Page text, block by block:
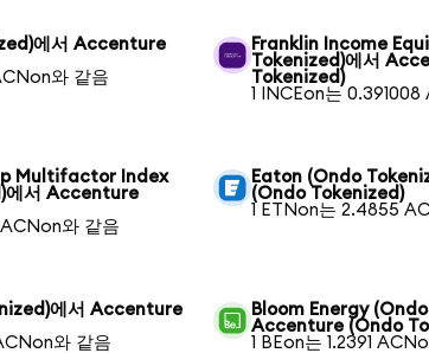
에서 Accenture
와 같음
Franklin Income
Tokenized)에서
Tokenized)
1 INCEon는
Multifactor Index
에서 Accenture
와 같음
Eaton (Ondo
(Ondo Tokenized)
1 ETNon는 2.4855
에서 Accenture
와 같음
Bloom Energy
Accenture (Ondo
1 BEon는 1.2391